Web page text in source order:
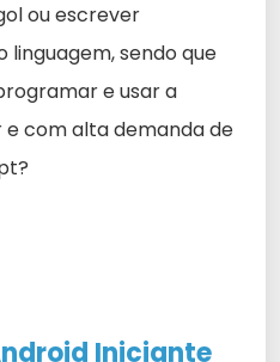
ou escrever
sendo que
e usar a
e com alta demanda de
Iniciante